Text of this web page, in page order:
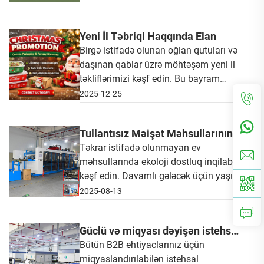
Yeni İl Təbriqi Haqqında Elan
Birgə istifadə olunan oğlan qutuları və
daşınan qablar üzrə möhtəşəm yeni il
təkliflərimizi kəşf edin. Bu bayram
mövsümündən çox keçməyin!
2025-12-25
Tullantısız Məişət Məhsullarının
Ekoloji İnqilabı: Yaşıl
Tendensiyaya Rəhbərlik
Təkrar istifadə olunmayan ev
məhsullarında ekoloji dostluq inqilabını
kəşf edin. Davamlı gələcək üçün yaşıl
tendensiyaya rəhbərlik etmək üçün
2025-08-13
Güclü və miqyası dəyişən istehsal
imkanları ilə qida paketləmədə
bənzəri olmayan üstünlüyün
Bütün B2B ehtiyaclarınız üçün
miqyaslandırılabilən istehsal